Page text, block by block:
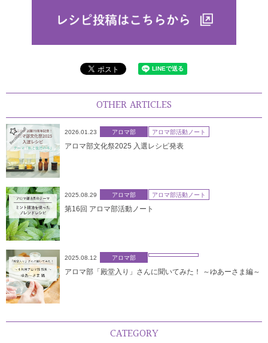
OTHER ARTICLES
2026.01.23 アロマ部 アロマ部活動ノート
アロマ部文化祭2025 入選レシピ発表
2025.08.29 アロマ部 アロマ部活動ノート
第16回 アロマ部活動ノート
2025.08.12 アロマ部
アロマ部「殿堂入り」さんに聞いてみた！ ～ゆあーさま編～
CATEGORY